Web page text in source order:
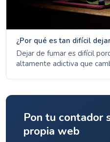
¿Por qué es tan difícil
Dejar de fumar es difícil
altamente adictiva que
intentos.
Pon tu contador
propia web